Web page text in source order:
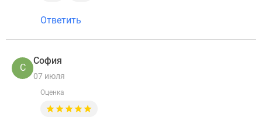
Ответить
С
София
07 июля
Оценка